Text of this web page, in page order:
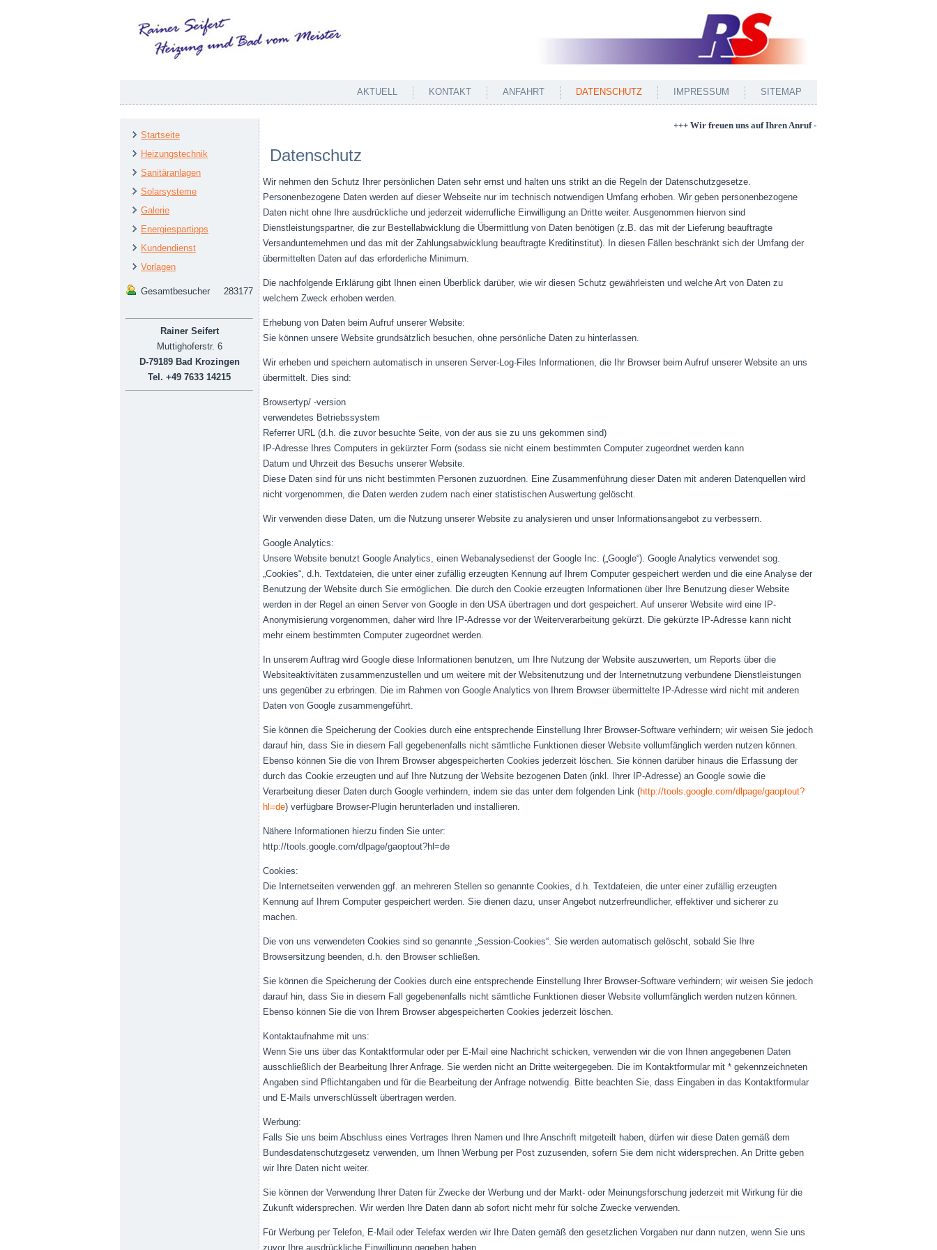
AKTUELL KONTAKT ANFAHRT DATENSCHUTZ IMPRESSUM SITEMAP
Startseite
Heizungstechnik
Sanitäranlagen
Solarsysteme
Galerie
Energiespartipps
Kundendienst
Vorlagen
Gesamtbesucher 283177
Rainer Seifert
Muttighoferstr. 6
D-79189 Bad Krozingen
Tel. +49 7633 14215
+++ Wir freuen uns auf Ihren Anruf - 07633-14215 +++
Datenschutz
Wir nehmen den Schutz Ihrer persönlichen Daten sehr ernst und halten uns strikt an die Regeln der Datenschutzgesetze.
Personenbezogene Daten werden auf dieser Webseite nur im technisch notwendigen Umfang erhoben. Wir geben personenbezogene
Daten nicht ohne Ihre ausdrückliche und jederzeit widerrufliche Einwilligung an Dritte weiter. Ausgenommen hiervon sind
Dienstleistungspartner, die zur Bestellabwicklung die Übermittlung von Daten benötigen (z.B. das mit der Lieferung beauftragte
Versandunternehmen und das mit der Zahlungsabwicklung beauftragte Kreditinstitut). In diesen Fällen beschränkt sich der Umfang der
übermittelten Daten auf das erforderliche Minimum.
Die nachfolgende Erklärung gibt Ihnen einen Überblick darüber, wie wir diesen Schutz gewährleisten und welche Art von Daten zu
welchem Zweck erhoben werden.
Erhebung von Daten beim Aufruf unserer Website:
Sie können unsere Website grundsätzlich besuchen, ohne persönliche Daten zu hinterlassen.
Wir erheben und speichern automatisch in unseren Server-Log-Files Informationen, die Ihr Browser beim Aufruf unserer Website an uns
übermittelt. Dies sind:
Browsertyp/ -version
verwendetes Betriebssystem
Referrer URL (d.h. die zuvor besuchte Seite, von der aus sie zu uns gekommen sind)
IP-Adresse Ihres Computers in gekürzter Form (sodass sie nicht einem bestimmten Computer zugeordnet werden kann
Datum und Uhrzeit des Besuchs unserer Website.
Diese Daten sind für uns nicht bestimmten Personen zuzuordnen. Eine Zusammenführung dieser Daten mit anderen Datenquellen wird
nicht vorgenommen, die Daten werden zudem nach einer statistischen Auswertung gelöscht.
Wir verwenden diese Daten, um die Nutzung unserer Website zu analysieren und unser Informationsangebot zu verbessern.
Google Analytics:
Unsere Website benutzt Google Analytics, einen Webanalysedienst der Google Inc. („Google“). Google Analytics verwendet sog.
„Cookies“, d.h. Textdateien, die unter einer zufällig erzeugten Kennung auf Ihrem Computer gespeichert werden und die eine Analyse der
Benutzung der Website durch Sie ermöglichen. Die durch den Cookie erzeugten Informationen über Ihre Benutzung dieser Website
werden in der Regel an einen Server von Google in den USA übertragen und dort gespeichert. Auf unserer Website wird eine IP-
Anonymisierung vorgenommen, daher wird Ihre IP-Adresse vor der Weiterverarbeitung gekürzt. Die gekürzte IP-Adresse kann nicht
mehr einem bestimmten Computer zugeordnet werden.
In unserem Auftrag wird Google diese Informationen benutzen, um Ihre Nutzung der Website auszuwerten, um Reports über die
Websiteaktivitäten zusammenzustellen und um weitere mit der Websitenutzung und der Internetnutzung verbundene Dienstleistungen
uns gegenüber zu erbringen. Die im Rahmen von Google Analytics von Ihrem Browser übermittelte IP-Adresse wird nicht mit anderen
Daten von Google zusammengeführt.
Sie können die Speicherung der Cookies durch eine entsprechende Einstellung Ihrer Browser-Software verhindern; wir weisen Sie jedoch
darauf hin, dass Sie in diesem Fall gegebenenfalls nicht sämtliche Funktionen dieser Website vollumfänglich werden nutzen können.
Ebenso können Sie die von Ihrem Browser abgespeicherten Cookies jederzeit löschen. Sie können darüber hinaus die Erfassung der
durch das Cookie erzeugten und auf Ihre Nutzung der Website bezogenen Daten (inkl. Ihrer IP-Adresse) an Google sowie die
Verarbeitung dieser Daten durch Google verhindern, indem sie das unter dem folgenden Link (http://tools.google.com/dlpage/gaoptout?
hl=de) verfügbare Browser-Plugin herunterladen und installieren.
Nähere Informationen hierzu finden Sie unter:
http://tools.google.com/dlpage/gaoptout?hl=de
Cookies:
Die Internetseiten verwenden ggf. an mehreren Stellen so genannte Cookies, d.h. Textdateien, die unter einer zufällig erzeugten
Kennung auf Ihrem Computer gespeichert werden. Sie dienen dazu, unser Angebot nutzerfreundlicher, effektiver und sicherer zu
machen.
Die von uns verwendeten Cookies sind so genannte „Session-Cookies“. Sie werden automatisch gelöscht, sobald Sie Ihre
Browsersitzung beenden, d.h. den Browser schließen.
Sie können die Speicherung der Cookies durch eine entsprechende Einstellung Ihrer Browser-Software verhindern; wir weisen Sie jedoch
darauf hin, dass Sie in diesem Fall gegebenenfalls nicht sämtliche Funktionen dieser Website vollumfänglich werden nutzen können.
Ebenso können Sie die von Ihrem Browser abgespeicherten Cookies jederzeit löschen.
Kontaktaufnahme mit uns:
Wenn Sie uns über das Kontaktformular oder per E-Mail eine Nachricht schicken, verwenden wir die von Ihnen angegebenen Daten
ausschließlich der Bearbeitung Ihrer Anfrage. Sie werden nicht an Dritte weitergegeben. Die im Kontaktformular mit * gekennzeichneten
Angaben sind Pflichtangaben und für die Bearbeitung der Anfrage notwendig. Bitte beachten Sie, dass Eingaben in das Kontaktformular
und E-Mails unverschlüsselt übertragen werden.
Werbung:
Falls Sie uns beim Abschluss eines Vertrages Ihren Namen und Ihre Anschrift mitgeteilt haben, dürfen wir diese Daten gemäß dem
Bundesdatenschutzgesetz verwenden, um Ihnen Werbung per Post zuzusenden, sofern Sie dem nicht widersprechen. An Dritte geben
wir Ihre Daten nicht weiter.
Sie können der Verwendung Ihrer Daten für Zwecke der Werbung und der Markt- oder Meinungsforschung jederzeit mit Wirkung für die
Zukunft widersprechen. Wir werden Ihre Daten dann ab sofort nicht mehr für solche Zwecke verwenden.
Für Werbung per Telefon, E-Mail oder Telefax werden wir Ihre Daten gemäß den gesetzlichen Vorgaben nur dann nutzen, wenn Sie uns
zuvor Ihre ausdrückliche Einwilligung gegeben haben.